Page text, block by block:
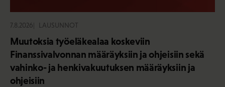
7.8.2026 LAUSUNNOT
Muutoksia työeläkealaa koskeviin
Finanssivalvonnan määräyksiin ja ohjeisiin sekä
vahinko- ja henkivakuutuksen määräyksiin ja
ohjeisiin